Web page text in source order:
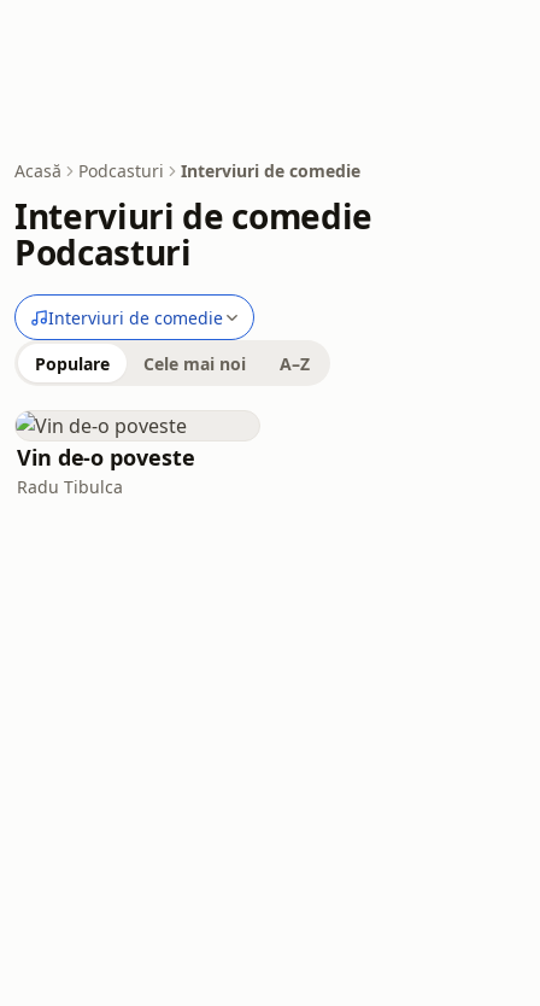
Acasă Podcasturi Interviuri de comedie
Interviuri de comedie
Podcasturi
Interviuri de comedie
Populare Cele mai noi A–Z
Vin de-o poveste
Radu Tibulca